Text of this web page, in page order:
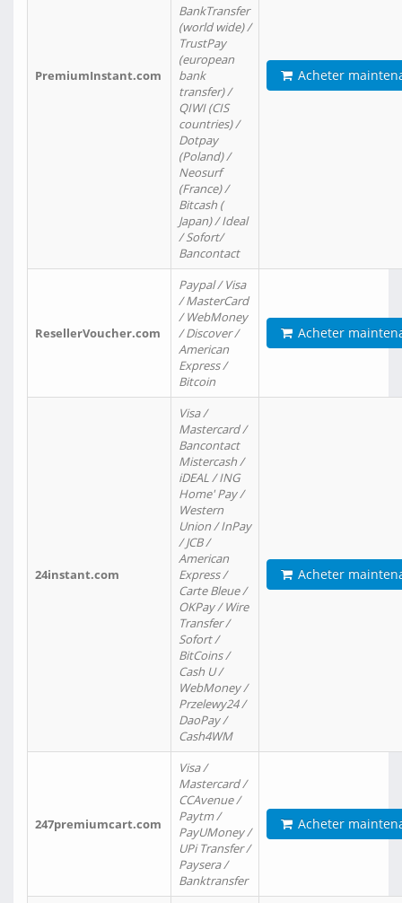
PremiumInstant.com
BankTransfer
(world wide) /
TrustPay
(european
bank
transfer) /
QIWI (CIS
countries) /
Dotpay
(Poland) /
Neosurf
(France) /
Bitcash (
Japan) / Ideal
/ Sofort/
Bancontact
Acheter
ResellerVoucher.com
Paypal / Visa
/ MasterCard
/ WebMoney
/ Discover /
American
Express /
Bitcoin
Acheter
24instant.com
Visa /
Mastercard /
Bancontact
Mistercash /
iDEAL / ING
Home' Pay /
Western
Union / InPay
/ JCB /
American
Express /
Carte Bleue /
OKPay / Wire
Transfer /
Sofort /
BitCoins /
Cash U /
WebMoney /
Przelewy24 /
DaoPay /
Cash4WM
Acheter
247premiumcart.com
Visa /
Mastercard /
CCAvenue /
Paytm /
PayUMoney /
UPi Transfer /
Paysera /
Banktransfer
Acheter